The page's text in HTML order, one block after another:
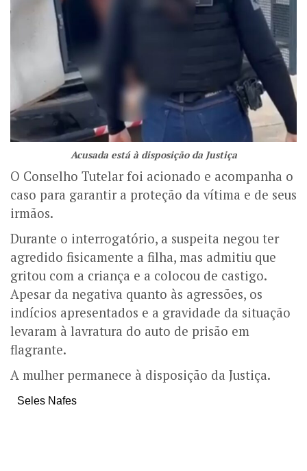
Acusada está à disposição da Justiça
O Conselho Tutelar foi acionado e acompanha o
caso para garantir a proteção da vítima e de seus
irmãos.
Durante o interrogatório, a suspeita negou ter
agredido fisicamente a filha, mas admitiu que
gritou com a criança e a colocou de castigo.
Apesar da negativa quanto às agressões, os
indícios apresentados e a gravidade da situação
levaram à lavratura do auto de prisão em
flagrante.
A mulher permanece à disposição da Justiça.
Seles Nafes